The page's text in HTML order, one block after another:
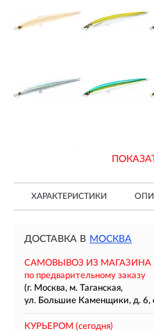
ХАРАКТЕРИСТИКИ
ДОСТАВКА В МОСКВА
САМОВЫВОЗ ИЗ МАГАЗИНА
по предварительному заказу
(г. Москва, м. Таганская,
ул. Большие Каменщики, д. 6,
КУРЬЕРОМ (сегодня)